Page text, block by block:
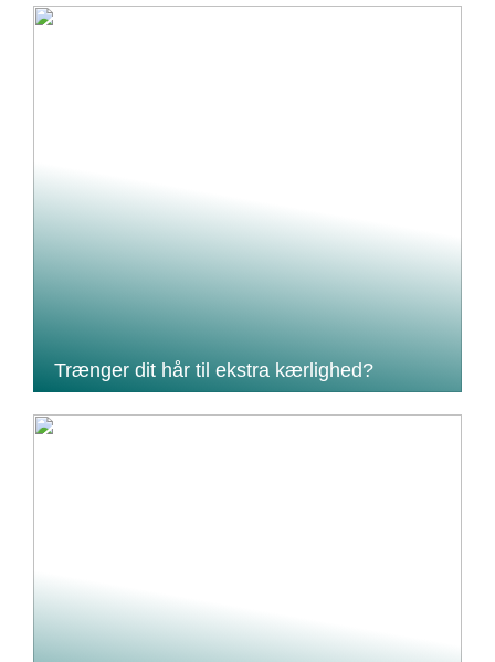
Trænger dit hår til ekstra kærlighed?